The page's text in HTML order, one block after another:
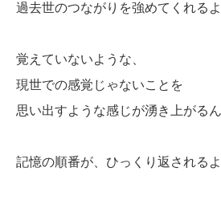
過去世のつながりを強めてくれるよ
覚えていないような、
現世での感覚じゃないことを
思い出すような感じが湧き上がるん
記憶の順番が、ひっくり返されるよ